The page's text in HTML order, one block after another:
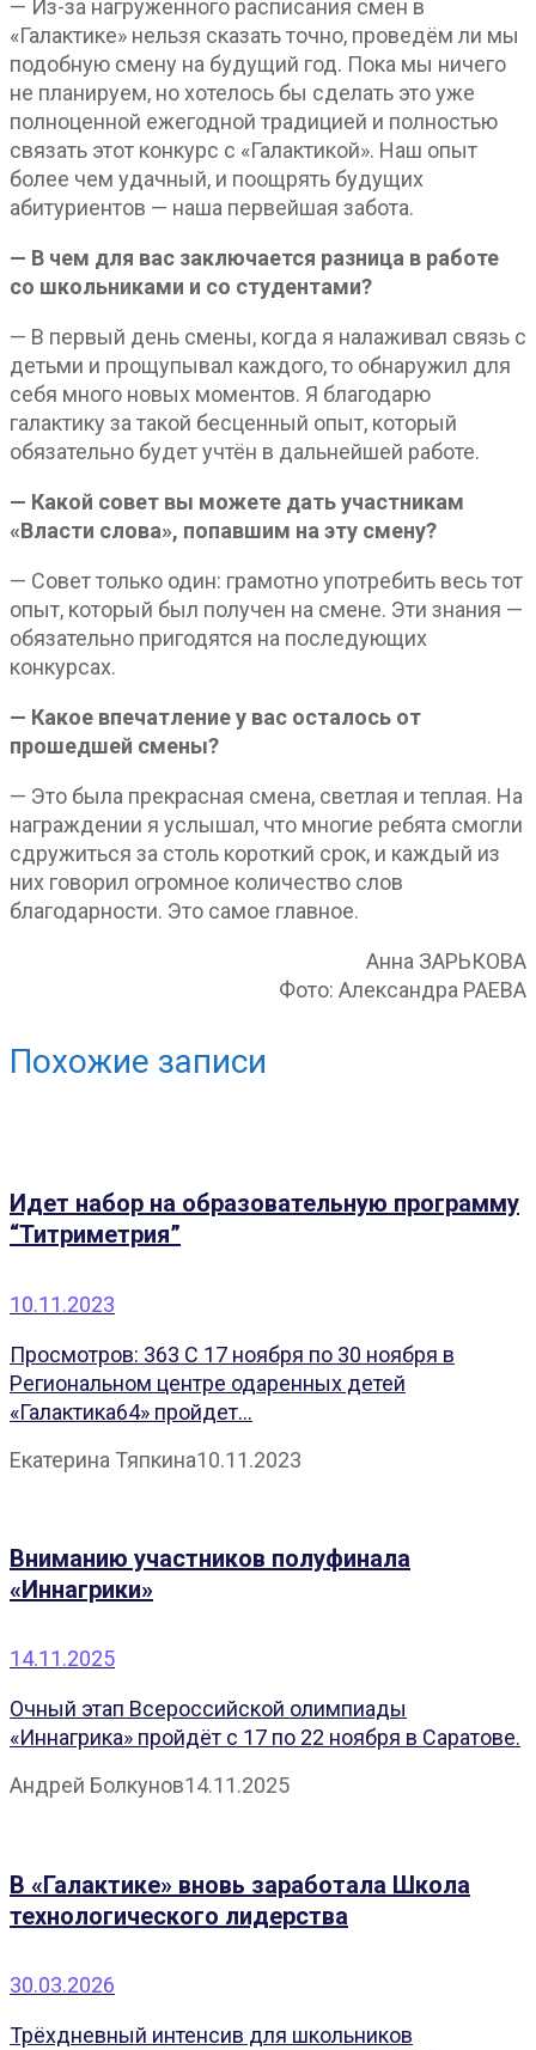
— Из-за нагруженного расписания смен в
«Галактике» нельзя сказать точно, проведём ли мы
подобную смену на будущий год. Пока мы ничего
не планируем, но хотелось бы сделать это уже
полноценной ежегодной традицией и полностью
связать этот конкурс с «Галактикой». Наш опыт
более чем удачный, и поощрять будущих
абитуриентов — наша первейшая забота.
— В чем для вас заключается разница в работе
со школьниками и со студентами?
— В первый день смены, когда я налаживал связь с
детьми и прощупывал каждого, то обнаружил для
себя много новых моментов. Я благодарю
галактику за такой бесценный опыт, который
обязательно будет учтён в дальнейшей работе.
— Какой совет вы можете дать участникам
«Власти слова», попавшим на эту смену?
— Совет только один: грамотно употребить весь тот
опыт, который был получен на смене. Эти знания —
обязательно пригодятся на последующих
конкурсах.
— Какое впечатление у вас осталось от
прошедшей смены?
— Это была прекрасная смена, светлая и теплая. На
награждении я услышал, что многие ребята смогли
сдружиться за столь короткий срок, и каждый из
них говорил огромное количество слов
благодарности. Это самое главное.
Анна ЗАРЬКОВА
Фото: Александра РАЕВА
Похожие записи
Идет набор на образовательную программу
“Титриметрия”
10.11.2023
Просмотров: 363 С 17 ноября по 30 ноября в
Региональном центре одаренных детей
«Галактика64» пройдет...
Екатерина Тяпкина10.11.2023
Вниманию участников полуфинала
«Иннагрики»
14.11.2025
Очный этап Всероссийской олимпиады
«Иннагрика» пройдёт с 17 по 22 ноября в Саратове.
Андрей Болкунов14.11.2025
В «Галактике» вновь заработала Школа
технологического лидерства
30.03.2026
Трёхдневный интенсив для школьников